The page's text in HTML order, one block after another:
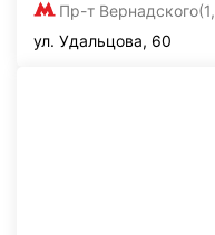
Пр-т Вернадского
ул. Удальцова, 60